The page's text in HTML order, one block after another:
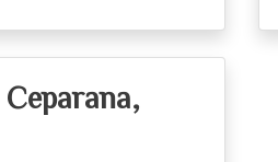
Ceparana,